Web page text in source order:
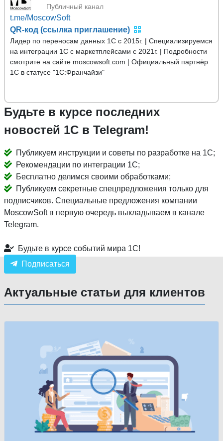
Публичный канал
t.me/MoscowSoft
QR-код (ссылка приглашение)
Лидер по переносам данных 1С с 2015г. | Специализируемся
на интеграции 1С с маркетплейсами с 2021г. | Подробности
смотрите на сайте moscowsoft.com | Официальный партнёр
1С в статусе "1С:Франчайзи"
Будьте в курсе последних
новостей 1С в Telegram!
Публикуем инструкции и советы по разработке на 1С;
Рекомендации по интеграции 1С;
Бесплатно делимся своими обработками;
Публикуем секретные спецпредложения только для
подписчиков. Специальные предложения компании
MoscowSoft в первую очередь выкладываем в канале
Telegram.
Будьте в курсе событий мира 1С!
Подписаться
Актуальные статьи для клиентов